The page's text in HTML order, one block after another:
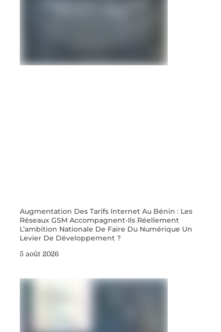
Augmentation Des Tarifs Internet Au Bénin : Les
Réseaux GSM Accompagnent-Ils Réellement
L’ambition Nationale De Faire Du Numérique Un
Levier De Développement ?
5 août 2026